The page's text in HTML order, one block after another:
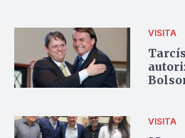
VISITA
VISITA